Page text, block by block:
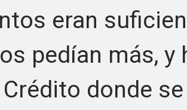
eran
pedían más,
donde